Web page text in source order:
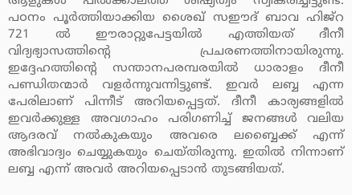
പഠനം പൂര്‍ത്തിയാക്കിയ ശൈഖ് സഈദ് ബാവ ഹിജ്‌റ
721 ല്‍ ഈരാറ്റുപേട്ടയില്‍ എത്തിയത് ദീനീ
വിദ്യഭ്യാസത്തിന്റെ പ്രചരണത്തിനായിരുന്നു.
ഇദ്ദേഹത്തിന്റെ സന്താനപരമ്പരയില്‍ ധാരാളം ദീനീ
പണ്ഡിതന്മാര്‍ വളര്‍ന്നുവന്നിട്ടുണ്ട്. ഇവര്‍ ലബ്ബ എന്ന
പേരിലാണ് പിന്നീട് അറിയപ്പെട്ടത്. ദീനീ കാര്യങ്ങളില്‍
ഇവര്‍ക്കുള്ള അവഗാഹം പരിഗണിച്ച് ജനങ്ങള്‍ വലിയ
ആദരവ് നല്‍കുകയും അവരെ ലബ്ബൈക്ക് എന്ന്
അഭിവാദ്യം ചെയ്യുകയും ചെയ്തിരുന്നു. ഇതില്‍ നിന്നാണ്
ലബ്ബ എന്ന് അവര്‍ അറിയപ്പെടാന്‍ തുടങ്ങിയത്.